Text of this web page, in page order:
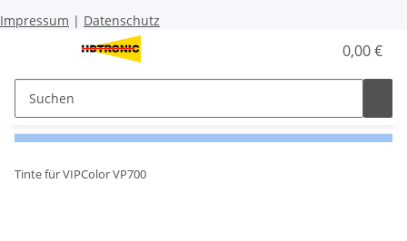
Impressum | Datenschutz
0,00 €
Tinte für VIPColor VP700